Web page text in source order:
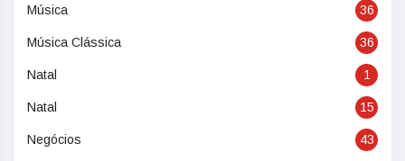
Música 36
Música Clássica 36
Natal 1
Natal 15
Negócios 43